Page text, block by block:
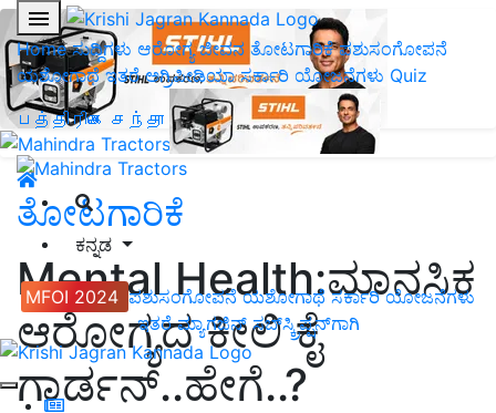
Home ಸುದ್ದಿಗಳು ಆರೋಗ್ಯ ಜೀವನ ತೋಟಗಾರಿಕೆಪಶುಸಂಗೋಪನೆ
ಯಶೋಗಾಥೆ ಇತರೆ ಅಗ್ರಿಪೀಡಿಯಾ ಸರ್ಕಾರಿ ಯೋಜನೆಗಳು Quiz
பத்திரிகை சந்தா
ಕನ್ನಡ
MFOI 2024 ಪಶುಸಂಗೋಪನೆ ಯಶೋಗಾಥೆ ಸರ್ಕಾರಿ ಯೋಜನೆಗಳು
ಇತರೆ ಮ್ಯಾಗಜಿನ್‌ ಸಬ್‌ಸ್ಕ್ರಿಪ್ಷನ್‌ಗಾಗಿ
ತೋಟಗಾರಿಕೆ
Mental Health:ಮಾನಸಿಕ
ಆರೋಗ್ಯದ ಕೀಲಿ ಕೈ
ಗಾರ್ಡನ್‌..ಹೇಗೆ..?